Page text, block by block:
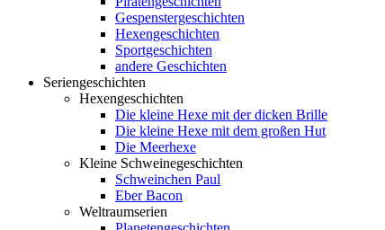
Gespenstergeschichten
Hexengeschichten
Sportgeschichten
andere Geschichten
Seriengeschichten
Hexengeschichten
Die kleine Hexe mit der dicken Brille
Die kleine Hexe mit dem großen Hut
Die Meerhexe
Kleine Schweinegeschichten
Schweinchen Paul
Eber Bacon
Weltraumserien